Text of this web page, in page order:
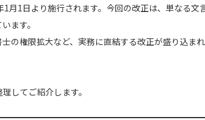
月1日より施行されます。今回の改正は、単なる文
ます。
の権限拡大など、実務に直結する改正が盛り込ま
してご紹介します。